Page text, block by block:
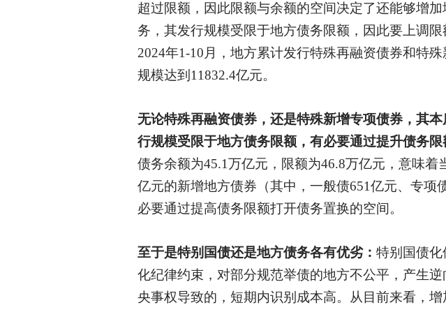
超过限额，因此限额与余额的空间决定了还能够增
务，其发行规模受限于地方债务限额，因此要上调
2024年1-10月，地方累计发行特殊再融资债券和特
规模达到11832.4亿元。
无论特殊再融资债券，还是特殊新增专项债券，其
行规模受限于地方债务限额，有必要通过提升债务限
债务余额为45.1万亿元，限额为46.8万亿元，意味
亿元的新增地方债券（其中，一般债651亿元、专
必要通过提高债务限额打开债务置换的空间。
至于是特别国债还是地方债务各有优劣： 特别国债
化纪律约束，对部分规范举债的地方不公平，产生
央事权导致的，短期内识别成本高。从目前来看，